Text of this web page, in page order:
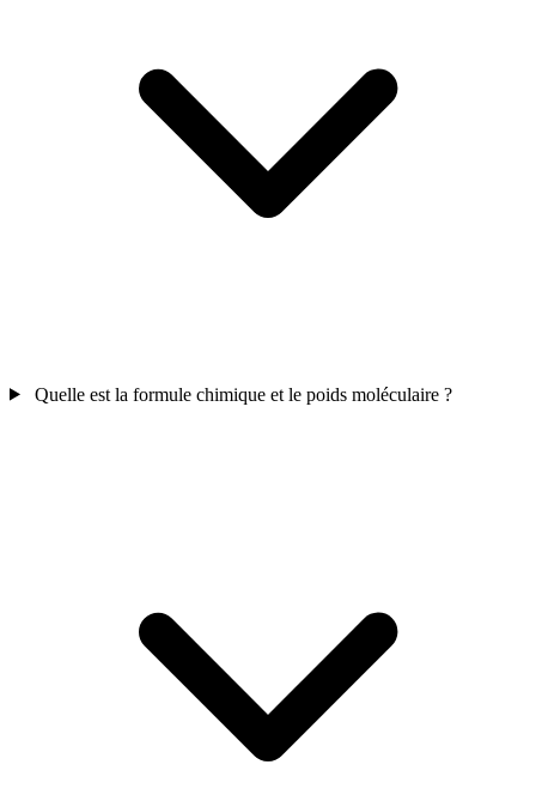
Quelle est la formule chimique et le poids moléculaire ?